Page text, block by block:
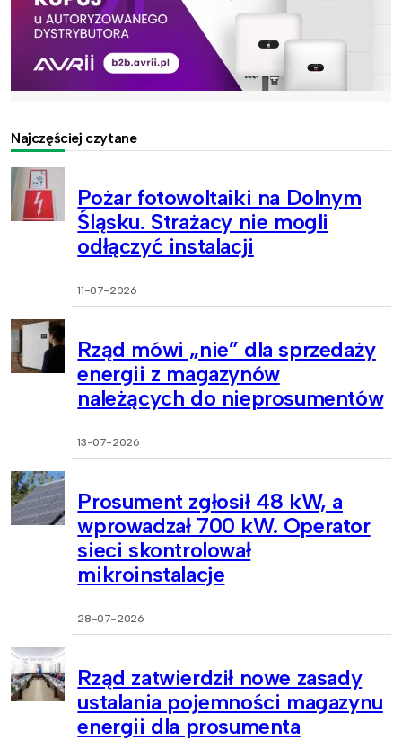
Najczęściej czytane
Pożar fotowoltaiki na Dolnym
Śląsku. Strażacy nie mogli
odłączyć instalacji
11-07-2026
Rząd mówi „nie” dla sprzedaży
energii z magazynów
należących do nieprosumentów
13-07-2026
Prosument zgłosił 48 kW, a
wprowadzał 700 kW. Operator
sieci skontrolował
mikroinstalacje
28-07-2026
Rząd zatwierdził nowe zasady
ustalania pojemności magazynu
energii dla prosumenta